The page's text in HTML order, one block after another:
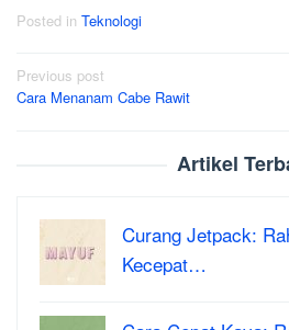
Posted in Teknologi
Post
navigation
Previous post
Cara Menanam Cabe Rawit
Artikel
Curang Jetpack:
Kecepat…